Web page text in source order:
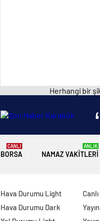
Herhangi bir
BORSA
CANLI
NAMAZ VAKITLERI
ANLIK
Hava Durumu Light
Hava Durumu Dark